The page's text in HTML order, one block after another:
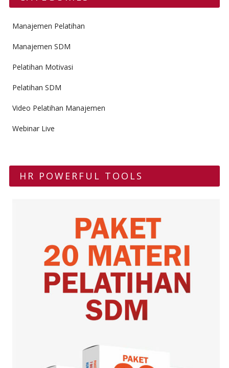
Manajemen Pelatihan
Manajemen SDM
Pelatihan Motivasi
Pelatihan SDM
Video Pelatihan Manajemen
Webinar Live
HR POWERFUL TOOLS